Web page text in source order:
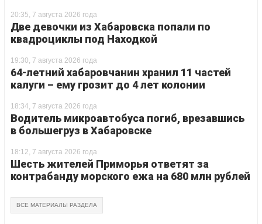
20:35, 7 августа 2026 года
Две девочки из Хабаровска попали по
квадроциклы под Находкой
19:30, 7 августа 2026 года
64-летний хабаровчанин хранил 11 частей
калуги – ему грозит до 4 лет колонии
18:34, 7 августа 2026 года
Водитель микроавтобуса погиб, врезавшись
в большегруз в Хабаровске
18:12, 7 августа 2026 года
Шесть жителей Приморья ответят за
контрабанду морского ежа на 680 млн рублей
ВСЕ МАТЕРИАЛЫ РАЗДЕЛА